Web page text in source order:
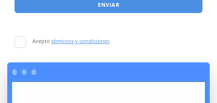
ENVIAR
Acepto términos y condiciones